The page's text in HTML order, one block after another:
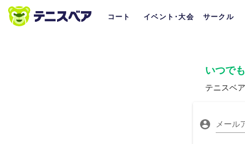
コート イベント･大会 サークル
いつで
テニスベ
メール